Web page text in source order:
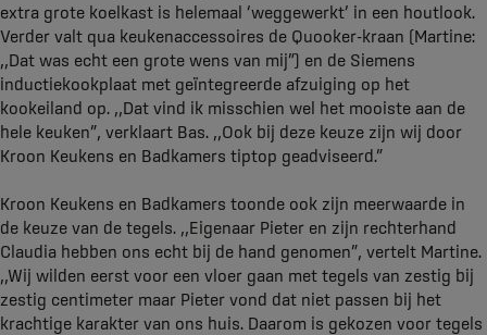
extra grote koelkast is helemaal ‘weggewerkt’ in een houtlook.
Verder valt qua keukenaccessoires de Quooker-kraan (Martine:
,,Dat was echt een grote wens van mij”) en de Siemens
inductiekookplaat met geïntegreerde afzuiging op het
kookeiland op. ,,Dat vind ik misschien wel het mooiste aan de
hele keuken”, verklaart Bas. ,,Ook bij deze keuze zijn wij door
Kroon Keukens en Badkamers tiptop geadviseerd.”
Kroon Keukens en Badkamers toonde ook zijn meerwaarde in
de keuze van de tegels. ,,Eigenaar Pieter en zijn rechterhand
Claudia hebben ons echt bij de hand genomen”, vertelt Martine.
,,Wij wilden eerst voor een vloer gaan met tegels van zestig bij
zestig centimeter maar Pieter vond dat niet passen bij het
krachtige karakter van ons huis. Daarom is gekozen voor tegels